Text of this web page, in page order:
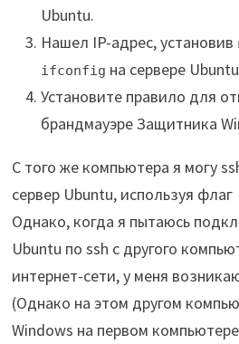
Ubuntu.
Нашел IP-адрес, установив
ifconfig на сервере
Установите правило для
брандмауэре Защитника
С того же компьютера я могу
сервер Ubuntu, используя флаг
Однако, когда я пытаюсь
Ubuntu по ssh с другого
интернет-сети, у меня
(Однако на этом другом
Windows на первом